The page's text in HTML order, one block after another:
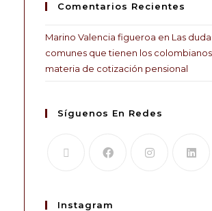
Comentarios Recientes
Marino Valencia figueroa en Las
comunes que tienen los
materia de cotización pensional
Síguenos En Redes
Instagram